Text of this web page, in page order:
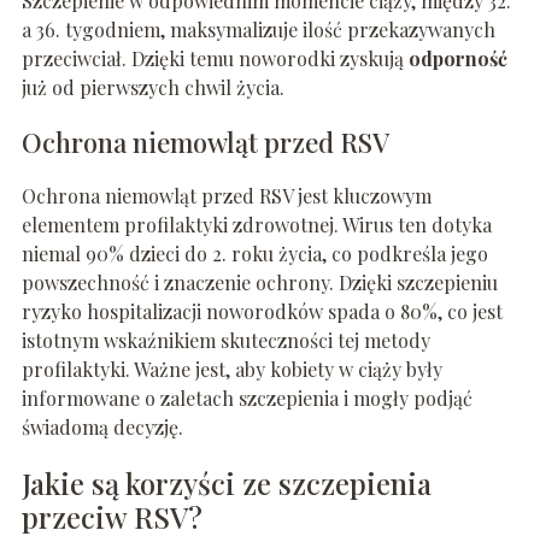
a 36. tygodniem, maksymalizuje ilość przekazywanych
przeciwciał. Dzięki temu noworodki zyskują odporność
już od pierwszych chwil życia.
Ochrona niemowląt przed RSV
Ochrona niemowląt przed RSV jest kluczowym
elementem profilaktyki zdrowotnej. Wirus ten dotyka
niemal 90% dzieci do 2. roku życia, co podkreśla jego
powszechność i znaczenie ochrony. Dzięki szczepieniu
ryzyko hospitalizacji noworodków spada o 80%, co jest
istotnym wskaźnikiem skuteczności tej metody
profilaktyki. Ważne jest, aby kobiety w ciąży były
informowane o zaletach szczepienia i mogły podjąć
świadomą decyzję.
Jakie są korzyści ze szczepienia
przeciw RSV?